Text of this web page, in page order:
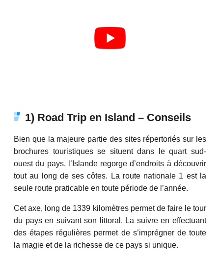
1) Road Trip en Island – Conseils
Bien que la majeure partie des sites répertoriés sur les
brochures touristiques se situent dans le quart sud-
ouest du pays, l’Islande regorge d’endroits à découvrir
tout au long de ses côtes. La route nationale 1 est la
seule route praticable en toute période de l’année.
Cet axe, long de 1339 kilomètres permet de faire le tour
du pays en suivant son littoral. La suivre en effectuant
des étapes régulières permet de s’imprégner de toute
la magie et de la richesse de ce pays si unique.